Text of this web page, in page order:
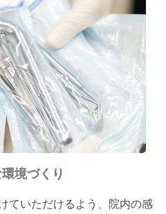
境づくり
ていただけるよう、院内の感